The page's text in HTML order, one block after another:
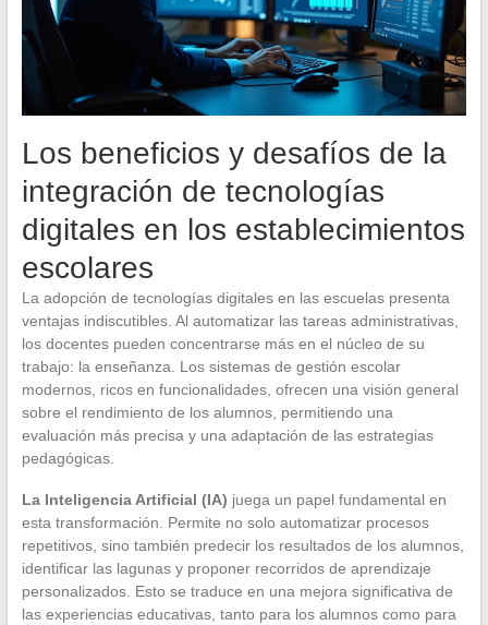
Los beneficios y desafíos de la
integración de tecnologías
digitales en los establecimientos
escolares
La adopción de tecnologías digitales en las escuelas presenta
ventajas indiscutibles. Al automatizar las tareas administrativas,
los docentes pueden concentrarse más en el núcleo de su
trabajo: la enseñanza. Los sistemas de gestión escolar
modernos, ricos en funcionalidades, ofrecen una visión general
sobre el rendimiento de los alumnos, permitiendo una
evaluación más precisa y una adaptación de las estrategias
pedagógicas.
La Inteligencia Artificial (IA) juega un papel fundamental en
esta transformación. Permite no solo automatizar procesos
repetitivos, sino también predecir los resultados de los alumnos,
identificar las lagunas y proponer recorridos de aprendizaje
personalizados. Esto se traduce en una mejora significativa de
las experiencias educativas, tanto para los alumnos como para